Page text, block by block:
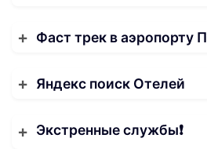
Фаст трек в аэропорту
Яндекс поиск Отелей
Экстренные службы❗️